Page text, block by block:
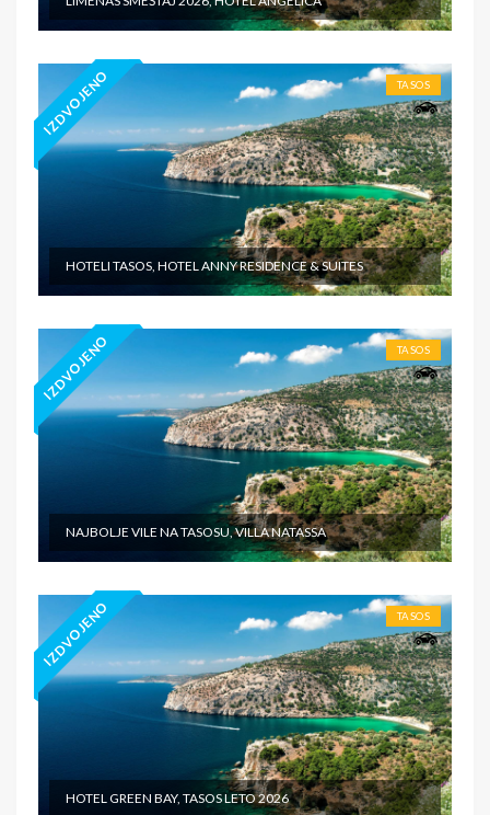
IZDVOJENO TASOS
HOTELI TASOS, HOTEL ANNY RESIDENCE & SUITES
IZDVOJENO TASOS
NAJBOLJE VILE NA TASOSU, VILLA NATASSA
IZDVOJENO TASOS
HOTEL GREEN BAY, TASOS LETO 2026